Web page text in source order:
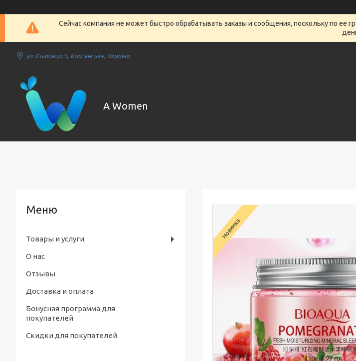
Сейчас компания не может быстро обрабатывать заказы и сообщения, поскольку по ее
ул. Сыровца 5, Кам'янське, Україна
A Women
Новинка
Товары и услуги
О нас
Отзывы
Доставка и оплата
Бонусная программа для
покупателей
Скидки для покупателей